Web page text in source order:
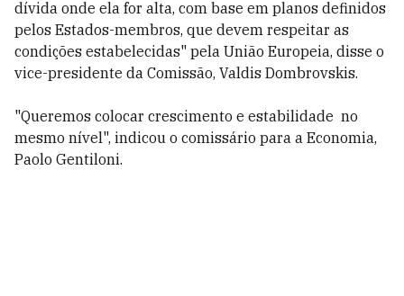
dívida onde ela for alta, com base em planos definidos
pelos Estados-membros, que devem respeitar as
condições estabelecidas" pela União Europeia, disse o
vice-presidente da Comissão, Valdis Dombrovskis.
"Queremos colocar crescimento e estabilidade no
mesmo nível", indicou o comissário para a Economia,
Paolo Gentiloni.